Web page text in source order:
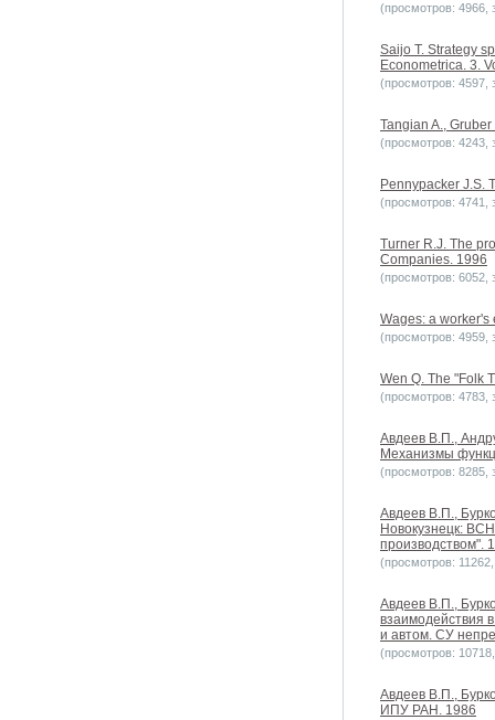
(просмотров: 4966,
Saijo T. Strategy
Econometrica. 3.
(просмотров: 4597,
Tangian A.,
(просмотров: 4243,
Pennypacker J.S.
(просмотров: 4741,
Turner R.J. The
Companies. 1996
(просмотров: 6052,
Wages: a
(просмотров: 4959,
Wen Q. The "Folk
(просмотров: 4783,
Авдеев В.П.,
Механизмы
(просмотров: 8285,
Авдеев В.П.,
Новокузнецк:
производством".
(просмотров:
Авдеев В.П.,
взаимодействия
и автом. СУ
(просмотров:
Авдеев В.П.,
ИПУ РАН. 1986